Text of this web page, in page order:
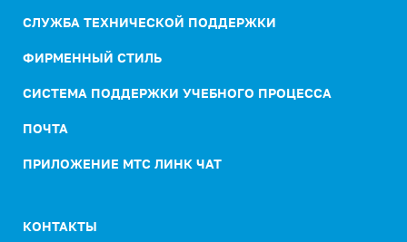
СЛУЖБА ТЕХНИЧЕСКОЙ ПОДДЕРЖКИ
ФИРМЕННЫЙ СТИЛЬ
СИСТЕМА ПОДДЕРЖКИ УЧЕБНОГО ПРОЦЕССА
ПОЧТА
ПРИЛОЖЕНИЕ МТС ЛИНК ЧАТ
КОНТАКТЫ